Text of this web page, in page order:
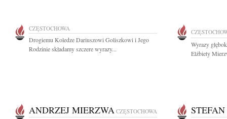
CZĘSTOCHOWA
Drogiemu Koledze Dariuszowi Goliszkowi i Jego
Rodzinie składamy szczere wyrazy...
Wyrazy
Elżbiety
ANDRZEJ MIERZWA CZĘSTOCHOWA